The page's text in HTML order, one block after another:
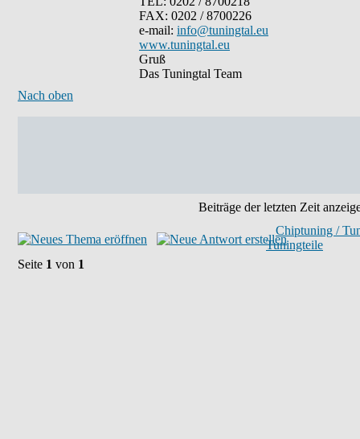
FAX: 0202 / 8700226
e-mail: info@tuningtal.eu
www.tuningtal.eu
Gruß
Das Tuningtal Team
Nach oben
Beiträge der letzten Zeit
Chiptuning /
Tuningteile
Seite 1 von 1